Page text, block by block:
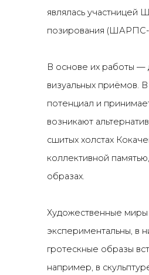
являлась участницей
позирования (ШАРПС-
В основе их работы —
визуальных приёмов.
потенциал и
возникают
сшитых холстах
коллективной
образах.
Художественные
экспериментальны, в
гротескные образы
например, в